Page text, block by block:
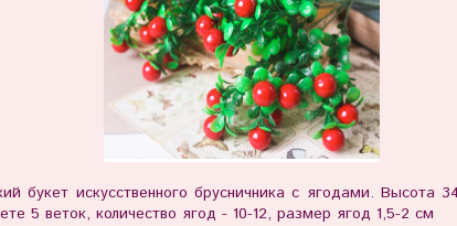
букет искусственного брусничника с ягодами. Высота
5 веток, количество ягод - 10-12, размер ягод 1,5-2 см